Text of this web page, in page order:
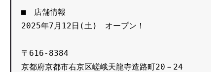
■　店舗情報
2025年7月12日(土)　オープン！
〒616-8384
京都府京都市右京区嵯峨天龍寺造路町20－24